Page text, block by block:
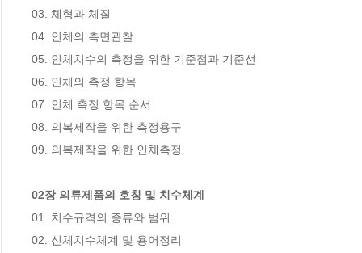
03. 체형과 체질
04. 인체의 측면관찰
05. 인체치수의 측정을 위한 기준점과 기준선
06. 인체의 측정 항목
07. 인체 측정 항목 순서
08. 의복제작을 위한 측정용구
09. 의복제작을 위한 인체측정
02장 의류제품의 호칭 및 치수체계
01. 치수규격의 종류와 범위
02. 신체치수체계 및 용어정리